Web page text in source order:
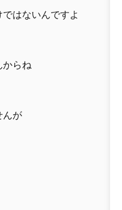
はないんですよ
からね
んが